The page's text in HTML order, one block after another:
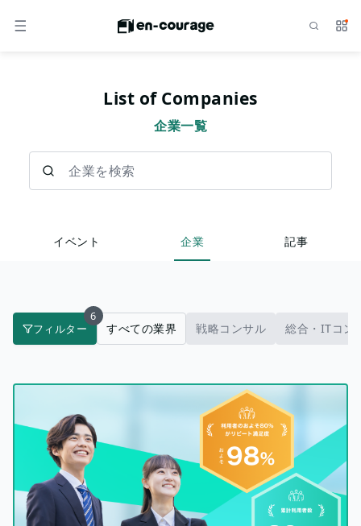
メニュー サ
List of Companies
企業一覧
イベント 企業 記事
フィルター
6
すべての業界 戦略コンサル 総合・ITコン